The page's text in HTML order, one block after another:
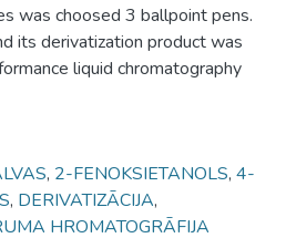
was choosed 3 ballpoint pens.
its derivatization product was
liquid chromatography
, 2-FENOKSIETANOLS, 4-
, DERIVATIZĀCIJA,
HROMATOGRĀFIJA